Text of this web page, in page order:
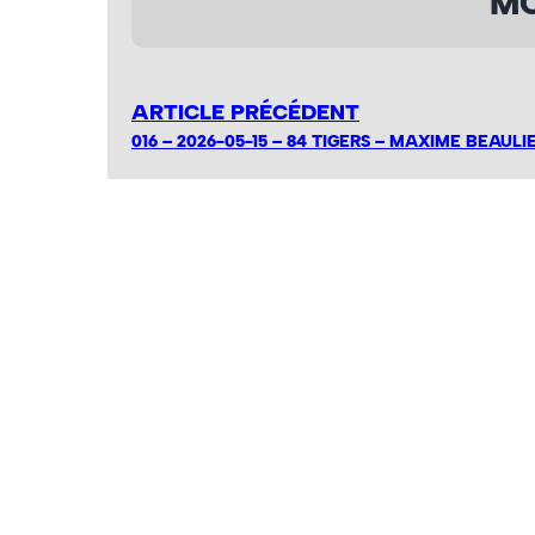
ARTICLE PRÉCÉDENT
016 – 2026-05-15 – 84 TIGERS – MAXIME